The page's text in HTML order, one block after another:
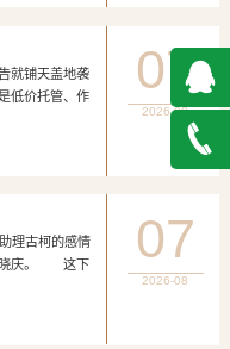
铺天盖地袭
低价托管、作
07
2026-08
古柯的感情
晓庆。 这下
07
2026-08
QQ在